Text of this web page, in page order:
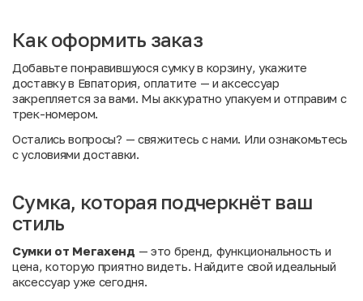
Как оформить заказ
Добавьте понравившуюся сумку в корзину, укажите
доставку в Евпатория, оплатите — и аксессуар
закрепляется за вами. Мы аккуратно упакуем и отправим с
трек-номером.
Остались вопросы? — свяжитесь с нами. Илиознакомьтесь
с условиями доставки.
Сумка, которая подчеркнёт ваш
стиль
Сумки от Мегахенд — это бренд, функциональность и
цена, которую приятно видеть. Найдите свой идеальный
аксессуар уже сегодня.